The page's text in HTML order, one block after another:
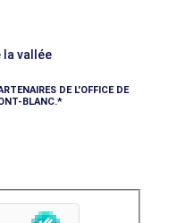
la vallée
DE L'OFFICE DE
BLANC.